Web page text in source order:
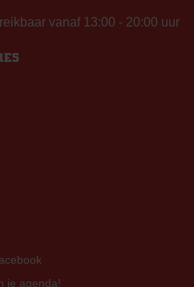
vanaf 13:00 - 20:00 uur
je agenda!